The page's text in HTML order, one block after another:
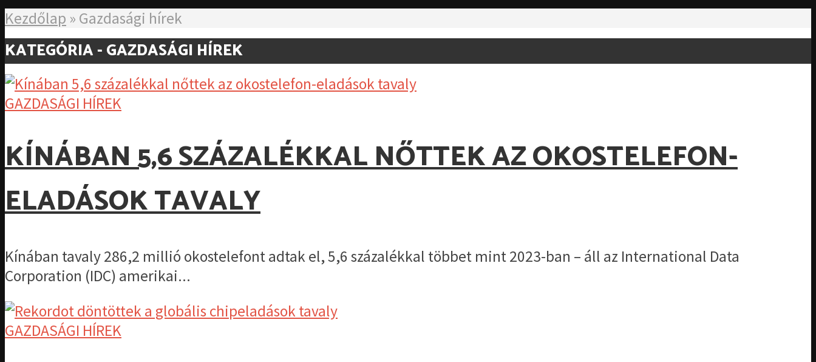
Kezdőlap » Gazdasági hírek
KATEGÓRIA - GAZDASÁGI HÍREK
GAZDASÁGI HÍREK
KÍNÁBAN 5,6 SZÁZALÉKKAL NŐTTEK AZ OKOSTELEFON-
ELADÁSOK TAVALY
Kínában tavaly 286,2 millió okostelefont adtak el, 5,6 százalékkal többet mint 2023-ban – áll az International Data
Corporation (IDC) amerikai...
GAZDASÁGI HÍREK